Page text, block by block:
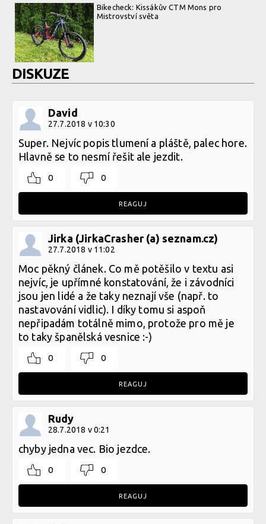
Bikecheck: Kissákův CTM Mons pro
Mistrovství světa
DISKUZE
David
27.7.2018 v 10:30
Super. Nejvíc popis tlumení a pláště, palec hore.
Hlavně se to nesmí řešit ale jezdit.
0 0
REAGUJ
Jirka (JirkaCrasher (a) seznam.cz)
27.7.2018 v 11:02
Moc pěkný článek. Co mě potěšilo v textu asi
nejvíc, je upřímné konstatování, že i závodníci
jsou jen lidé a že taky neznají vše (např. to
nastavování vidlic). I díky tomu si aspoň
nepřipadám totálně mimo, protože pro mě je
to taky španělská vesnice :-)
0 0
REAGUJ
Rudy
28.7.2018 v 0:21
chyby jedna vec. Bio jezdce.
0 0
REAGUJ